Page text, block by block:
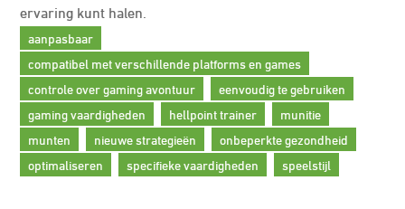
ervaring kunt halen.
aanpasbaar
compatibel met verschillende platforms en games
controle over gaming avontuur
eenvoudig te gebruiken
gaming vaardigheden
hellpoint trainer
munitie
munten
nieuwe strategieën
onbeperkte gezondheid
optimaliseren
specifieke vaardigheden speelstijl